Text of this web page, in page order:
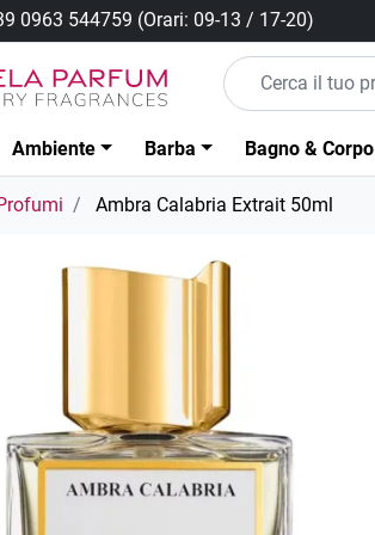
0963 544759 (Orari: 09-13 / 17-20)
Ambiente Barba Bagno & Corpo
Ambra Calabria Extrait 50ml